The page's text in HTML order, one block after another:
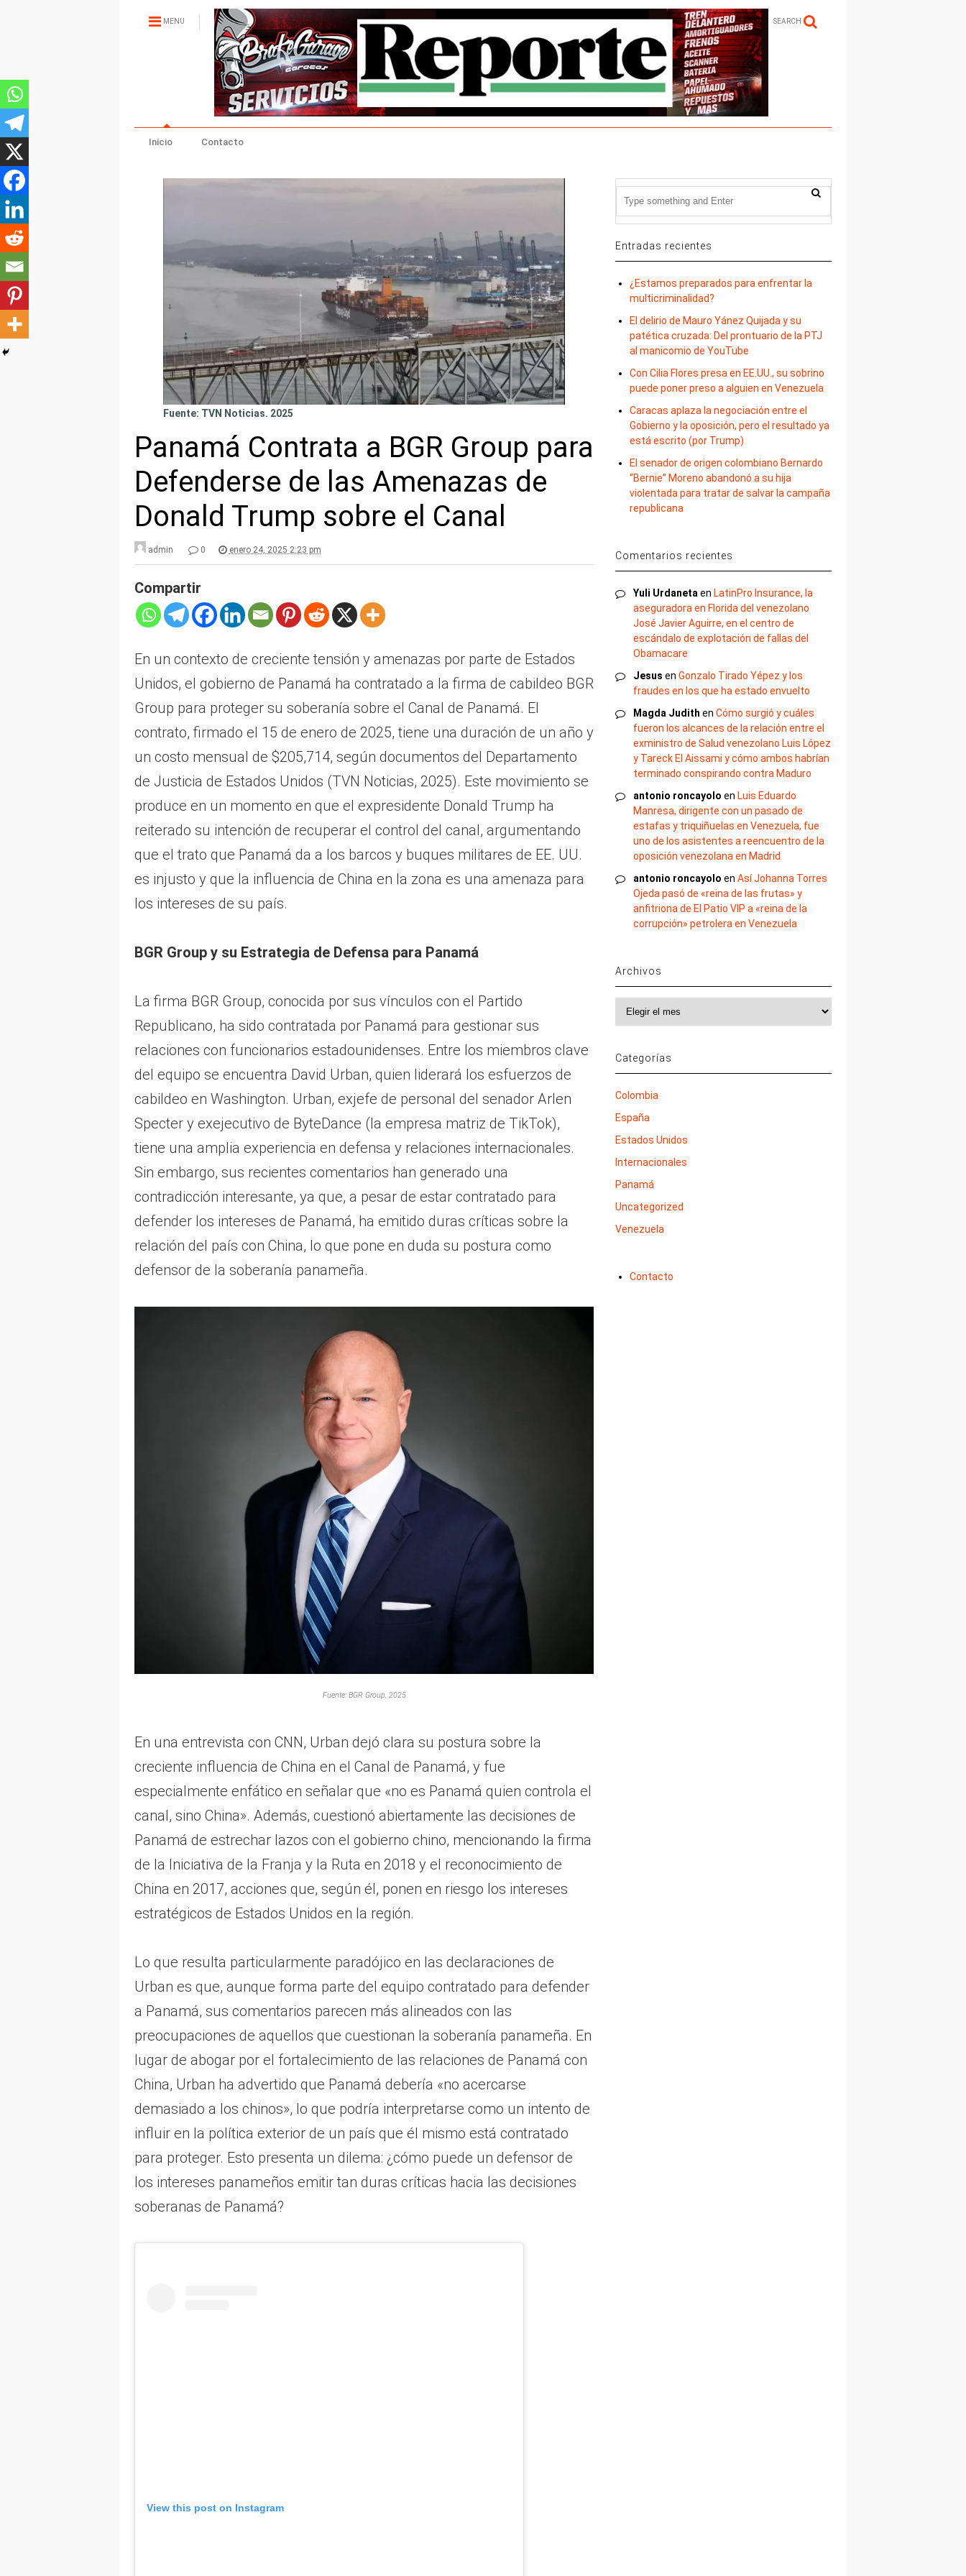
MENU SEARCH
Inicio Contacto
Fuente: TVN Noticias. 2025
Panamá Contrata a BGR Group para
Defenderse de las Amenazas de
Donald Trump sobre el Canal
admin 0 enero 24, 2025 2:23 pm
Compartir
En un contexto de creciente tensión y amenazas por parte de Estados
Unidos, el gobierno de Panamá ha contratado a la firma de cabildeo BGR
Group para proteger su soberanía sobre el Canal de Panamá. El
contrato, firmado el 15 de enero de 2025, tiene una duración de un año y
un costo mensual de $205,714, según documentos del Departamento
de Justicia de Estados Unidos (TVN Noticias, 2025). Este movimiento se
produce en un momento en que el expresidente Donald Trump ha
reiterado su intención de recuperar el control del canal, argumentando
que el trato que Panamá da a los barcos y buques militares de EE. UU.
es injusto y que la influencia de China en la zona es una amenaza para
los intereses de su país.
BGR Group y su Estrategia de Defensa para Panamá
La firma BGR Group, conocida por sus vínculos con el Partido
Republicano, ha sido contratada por Panamá para gestionar sus
relaciones con funcionarios estadounidenses. Entre los miembros clave
del equipo se encuentra David Urban, quien liderará los esfuerzos de
cabildeo en Washington. Urban, exjefe de personal del senador Arlen
Specter y exejecutivo de ByteDance (la empresa matriz de TikTok),
tiene una amplia experiencia en defensa y relaciones internacionales.
Sin embargo, sus recientes comentarios han generado una
contradicción interesante, ya que, a pesar de estar contratado para
defender los intereses de Panamá, ha emitido duras críticas sobre la
relación del país con China, lo que pone en duda su postura como
defensor de la soberanía panameña.
Fuente: BGR Group. 2025
En una entrevista con CNN, Urban dejó clara su postura sobre la
creciente influencia de China en el Canal de Panamá, y fue
especialmente enfático en señalar que «no es Panamá quien controla el
canal, sino China». Además, cuestionó abiertamente las decisiones de
Panamá de estrechar lazos con el gobierno chino, mencionando la firma
de la Iniciativa de la Franja y la Ruta en 2018 y el reconocimiento de
China en 2017, acciones que, según él, ponen en riesgo los intereses
estratégicos de Estados Unidos en la región.
Lo que resulta particularmente paradójico en las declaraciones de
Urban es que, aunque forma parte del equipo contratado para defender
a Panamá, sus comentarios parecen más alineados con las
preocupaciones de aquellos que cuestionan la soberanía panameña. En
lugar de abogar por el fortalecimiento de las relaciones de Panamá con
China, Urban ha advertido que Panamá debería «no acercarse
demasiado a los chinos», lo que podría interpretarse como un intento de
influir en la política exterior de un país que él mismo está contratado
para proteger. Esto presenta un dilema: ¿cómo puede un defensor de
los intereses panameños emitir tan duras críticas hacia las decisiones
soberanas de Panamá?
View this post on Instagram
Entradas recientes
¿Estamos preparados para enfrentar la
multicriminalidad?
El delirio de Mauro Yánez Quijada y su
patética cruzada: Del prontuario de la PTJ
al manicomio de YouTube
Con Cilia Flores presa en EE.UU., su sobrino
puede poner preso a alguien en Venezuela
Caracas aplaza la negociación entre el
Gobierno y la oposición, pero el resultado ya
está escrito (por Trump)
El senador de origen colombiano Bernardo
“Bernie” Moreno abandonó a su hija
violentada para tratar de salvar la campaña
republicana
Comentarios recientes
Yuli Urdaneta en LatinPro Insurance, la
aseguradora en Florida del venezolano
José Javier Aguirre, en el centro de
escándalo de explotación de fallas del
Obamacare
Jesus enGonzalo Tirado Yépez y los
fraudes en los que ha estado envuelto
Magda Judith enCómo surgió y cuáles
fueron los alcances de la relación entre el
exministro de Salud venezolano Luis López
y Tareck El Aissami y cómo ambos habrían
terminado conspirando contra Maduro
antonio roncayolo en Luis Eduardo
Manresa, dirigente con un pasado de
estafas y triquiñuelas en Venezuela, fue
uno de los asistentes a reencuentro de la
oposición venezolana en Madrid
antonio roncayolo enAsí Johanna Torres
Ojeda pasó de «reina de las frutas» y
anfitriona de El Patio VIP a «reina de la
corrupción» petrolera en Venezuela
Archivos
Categorías
Colombia
España
Estados Unidos
Internacionales
Panamá
Uncategorized
Venezuela
Contacto